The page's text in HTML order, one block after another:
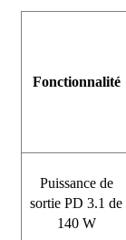
Fonctionnalité
Puissance de
sortie PD 3.1 de
140 W